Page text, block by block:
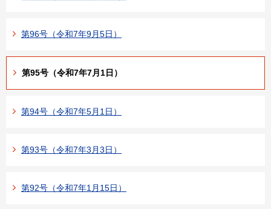
第96号（令和7年9月5日）
第95号（令和7年7月1日）
第94号（令和7年5月1日）
第93号（令和7年3月3日）
第92号（令和7年1月15日）